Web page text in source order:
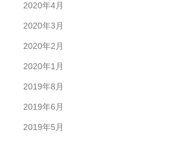
2020年4月
2020年3月
2020年2月
2020年1月
2019年8月
2019年6月
2019年5月